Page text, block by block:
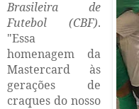
Brasileira de
Futebol (CBF).
"Essa
homenagem da
Mastercard às
gerações de
craques do nosso